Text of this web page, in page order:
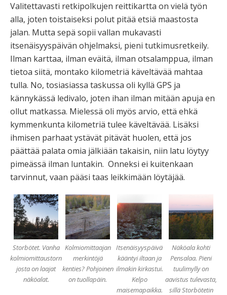
Valitettavasti retkipolkujen reittikartta on vielä työn
alla, joten toistaiseksi polut pitää etsiä maastosta
jalan. Mutta sepä sopii vallan mukavasti
itsenäisyyspäivän ohjelmaksi, pieni tutkimusretkeily.
Ilman karttaa, ilman eväitä, ilman otsalamppua, ilman
tietoa siitä, montako kilometriä käveltävää mahtaa
tulla. No, tosiasiassa taskussa oli kyllä GPS ja
kännykässä ledivalo, joten ihan ilman mitään apuja en
ollut matkassa. Mielessä oli myös arvio, että ehkä
kymmenkunta kilometriä tulee käveltävää. Lisäksi
ihmisen parhaat ystävät pitävät huolen, että jos
päättää palata omia jälkiään takaisin, niin latu löytyy
pimeässä ilman luntakin. Onneksi ei kuitenkaan
tarvinnut, vaan pääsi taas leikkimään löytäjää.
Storbötet. Vanha
kolmiomittaustorni,
josta on laajat
näköalat.
Kolmiomittaajan
merkintöjä
kenties? Pohjoinen
on tuollapäin.
Itsenäisyyspäivä
kääntyi iltaan ja
ilmakin kirkastui.
Kelpo
maisemapaikka.
Näköala kohti
Pensalaa. Pieni
tuulimylly on
aavistus tulevasta,
sillä Storbötetin